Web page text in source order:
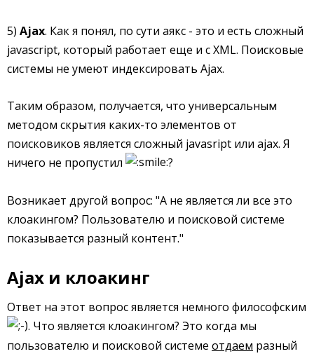
5) Ajax. Как я понял, по сути аякс - это и есть сложный
javascript, который работает еще и с XML. Поисковые
системы не умеют индексировать Ajax.
Таким образом, получается, что универсальным
методом скрытия каких-то элементов от
поисковиков является сложный javasript или ajax. Я
ничего не пропустил
?
Возникает другой вопрос: "А не является ли все это
клоакингом? Пользователю и поисковой системе
показывается разный контент."
Ajax и клоакинг
Ответ на этот вопрос является немного философским
. Что является клоакингом? Это когда мы
пользователю и поисковой системе отдаем разный